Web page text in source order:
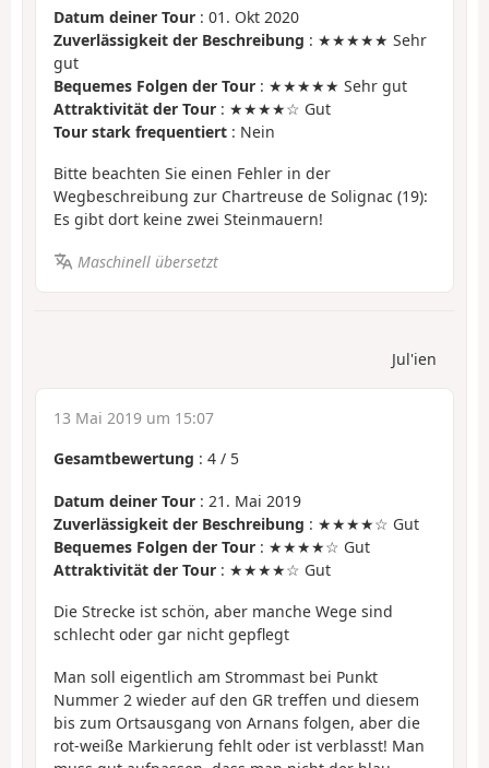
Datum deiner Tour : 01. Okt 2020
Zuverlässigkeit der Beschreibung : ★★★★★ Sehr
gut
Bequemes Folgen der Tour : ★★★★★ Sehr gut
Attraktivität der Tour : ★★★★☆ Gut
Tour stark frequentiert : Nein
Bitte beachten Sie einen Fehler in der
Wegbeschreibung zur Chartreuse de Solignac (19):
Es gibt dort keine zwei Steinmauern!
Maschinell übersetzt
Jul'ien
13 Mai 2019 um 15:07
Gesamtbewertung : 4 / 5
Datum deiner Tour : 21. Mai 2019
Zuverlässigkeit der Beschreibung : ★★★★☆ Gut
Bequemes Folgen der Tour : ★★★★☆ Gut
Attraktivität der Tour : ★★★★☆ Gut
Die Strecke ist schön, aber manche Wege sind
schlecht oder gar nicht gepflegt
Man soll eigentlich am Strommast bei Punkt
Nummer 2 wieder auf den GR treffen und diesem
bis zum Ortsausgang von Arnans folgen, aber die
rot-weiße Markierung fehlt oder ist verblasst! Man